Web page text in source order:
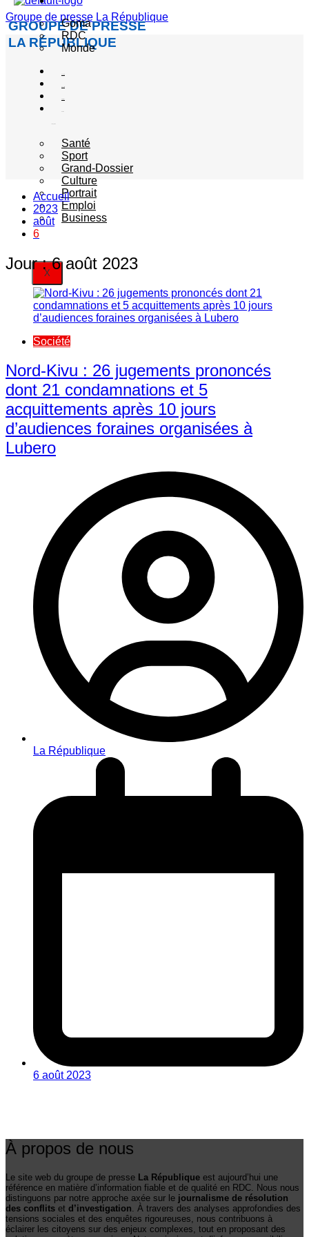
Groupe de presse La République
GROUPE DE PRESSE
LA RÉPUBLIQUE
Goma
RDC
Monde
Santé
Sport
Grand-Dossier
Culture
Portrait
Emploi
Business
X
Accueil
2023
août
6
Jour :6 août 2023
Société
Nord-Kivu : 26 jugements prononcés
dont 21 condamnations et 5
acquittements après 10 jours
d’audiences foraines organisées à
Lubero
La République
6 août 2023
À propos de nous
Le site web du groupe de presse La République est aujourd’hui une
référence en matière d’information fiable et de qualité en RDC. Nous nous
distinguons par notre approche axée sur le journalisme de résolution
des conflits et d’investigation. À travers des analyses approfondies des
tensions sociales et des enquêtes rigoureuses, nous contribuons à
éclairer les citoyens sur des enjeux complexes, tout en proposant des